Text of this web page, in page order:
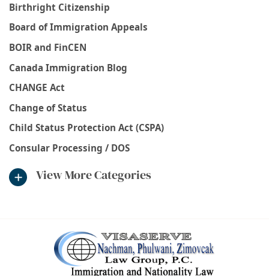
Birthright Citizenship
Board of Immigration Appeals
BOIR and FinCEN
Canada Immigration Blog
CHANGE Act
Change of Status
Child Status Protection Act (CSPA)
Consular Processing / DOS
View More Categories